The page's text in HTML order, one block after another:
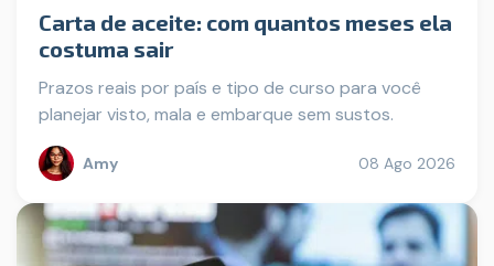
Carta de aceite: com quantos meses ela
costuma sair
Prazos reais por país e tipo de curso para você
planejar visto, mala e embarque sem sustos.
Amy 08 Ago 2026